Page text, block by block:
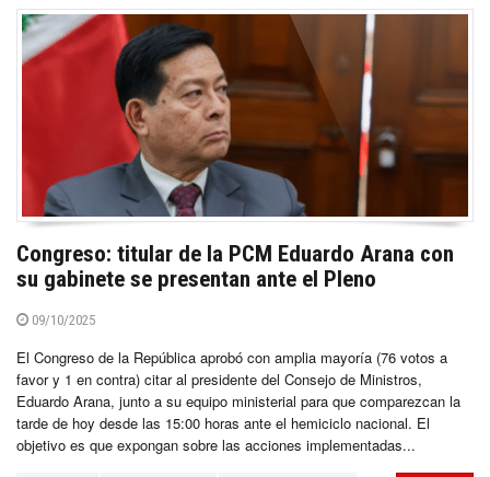
Congreso: titular de la PCM Eduardo Arana con
su gabinete se presentan ante el Pleno
09/10/2025
El Congreso de la República aprobó con amplia mayoría (76 votos a
favor y 1 en contra) citar al presidente del Consejo de Ministros,
Eduardo Arana, junto a su equipo ministerial para que comparezcan la
tarde de hoy desde las 15:00 horas ante el hemiciclo nacional. El
objetivo es que expongan sobre las acciones implementadas...